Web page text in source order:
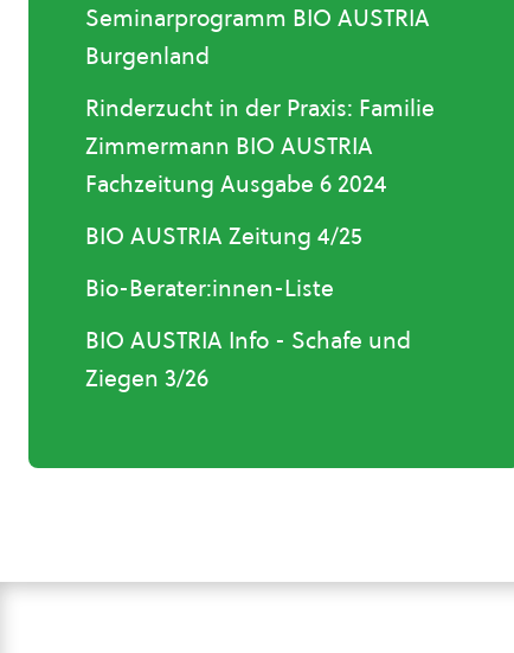
Seminarprogramm BIO AUSTRIA
Burgenland
Rinderzucht in der Praxis: Familie
Zimmermann BIO AUSTRIA
Fachzeitung Ausgabe 6 2024
BIO AUSTRIA Zeitung 4/25
Bio-Berater:innen-Liste
BIO AUSTRIA Info - Schafe und
Ziegen 3/26